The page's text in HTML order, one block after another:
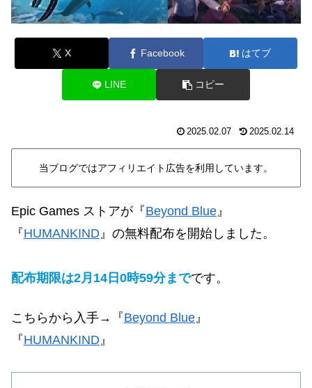
X Facebook はてブ
LINE コピー
2025.02.07 2025.02.14
当ブログではアフィリエイト広告を利用しています。
Epic Games ストアが 『Beyond Blue 』
『HUMANKIND 』 の無料配布を開始しました。
配布期限は2月14日0時59分までです。
こちらから入手→ 『Beyond Blue』
『HUMANKIND』